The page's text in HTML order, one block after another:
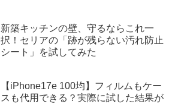
新築キッチンの壁、守るならこれ一
択！セリアの「跡が残らない汚れ防止
シート」を試してみた
【iPhone17e 100均】フィルムもケー
スも代用できる？実際に試した結果が